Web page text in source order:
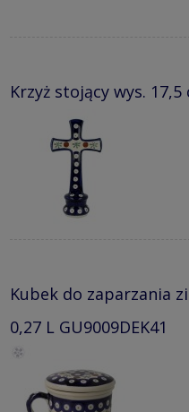
Krzyż stojący wys. 17,5
Kubek do zaparzania
0,27 L GU9009DEK41